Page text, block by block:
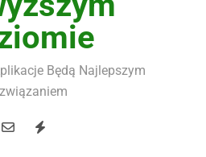
elektryczne Gdańsk
spławik elektryczny
Będą Najlepszym